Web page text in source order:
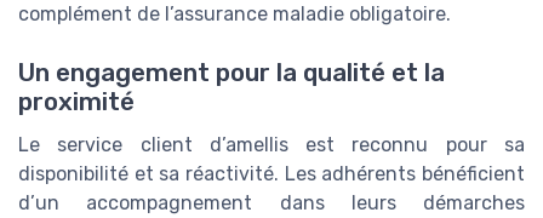
complément de l’assurance maladie obligatoire.
Un engagement pour la qualité et la
proximité
Le service client d’amellis est reconnu pour sa
disponibilité et sa réactivité. Les adhérents bénéficient
d’un accompagnement dans leurs démarches